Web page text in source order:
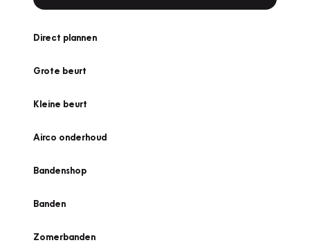
Direct plannen
Grote beurt
Kleine beurt
Airco onderhoud
Bandenshop
Banden
Zomerbanden